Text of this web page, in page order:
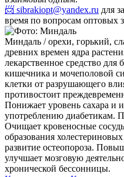
📨 sibrakiopt@yandex.ru для
время по вопросам оптовых
Миндаль / орехи, горький,
древних времен ядра
лекарственное средство для
кишечника и мочеполовой
клетки от разрушающего
противостоит
Понижает уровень сахара и
употреблению диабетикам.
Очищает кровеносные
образования
развитие остеопороза.
улучшает мозговую
хронической бессонницы.